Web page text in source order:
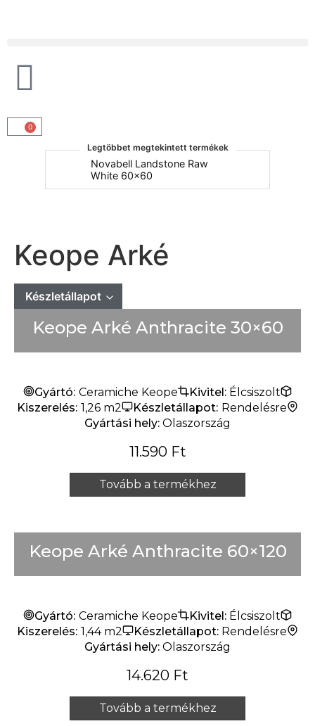
0
Legtöbbet megtekintett termékek
Novabell Landstone Raw
White 60x60
Keope Arké
Készletállapot
Mindet mutat
Keope Arké Anthracite 30×60
Gyártó: Ceramiche Keope Kivitel: Élcsiszolt
Kiszerelés: 1,26 m2 Készletállapot: Rendelésre
Gyártási hely: Olaszország
11.590 Ft
Tovább a termékhez
Keope Arké Anthracite 60×120
Gyártó: Ceramiche Keope Kivitel: Élcsiszolt
Kiszerelés: 1,44 m2 Készletállapot: Rendelésre
Gyártási hely: Olaszország
14.620 Ft
Tovább a termékhez